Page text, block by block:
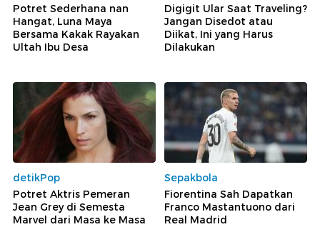
Potret Sederhana nan
Hangat, Luna Maya
Bersama Kakak Rayakan
Ultah Ibu Desa
Digigit Ular Saat Traveling?
Jangan Disedot atau
Diikat, Ini yang Harus
Dilakukan
detikPop
Potret Aktris Pemeran
Jean Grey di Semesta
Marvel dari Masa ke Masa
Sepakbola
Fiorentina Sah Dapatkan
Franco Mastantuono dari
Real Madrid